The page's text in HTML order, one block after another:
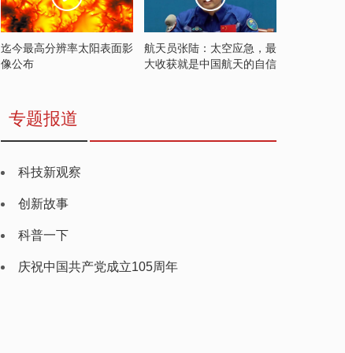
迄今最高分辨率太阳表面影
像公布
航天员张陆：太空应急，最
大收获就是中国航天的自信
专题报道
科技新观察
创新故事
科普一下
庆祝中国共产党成立105周年